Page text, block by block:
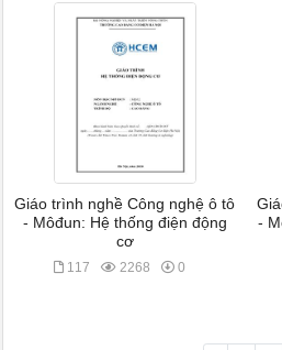
Giáo trình nghề Công nghệ ô tô
- Môđun: Hệ thống điện động
cơ
117 2268 0
-